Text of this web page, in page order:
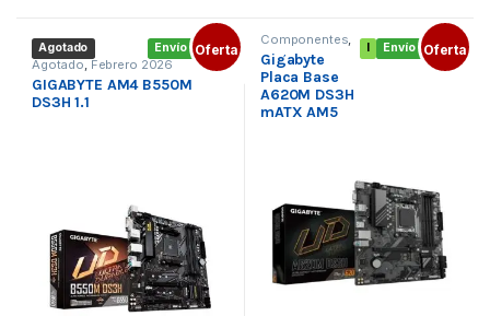
Envío gratis
Agotado Oferta
Agotado,Febrero 2026
GIGABYTE AM4 B550M
DS3H 1.1
Envío gratis
Oferta
Componentes
Placa base
AMD,Socket
AM5
Gigabyte
Placa Base
A620M DS3H
mATX AM5